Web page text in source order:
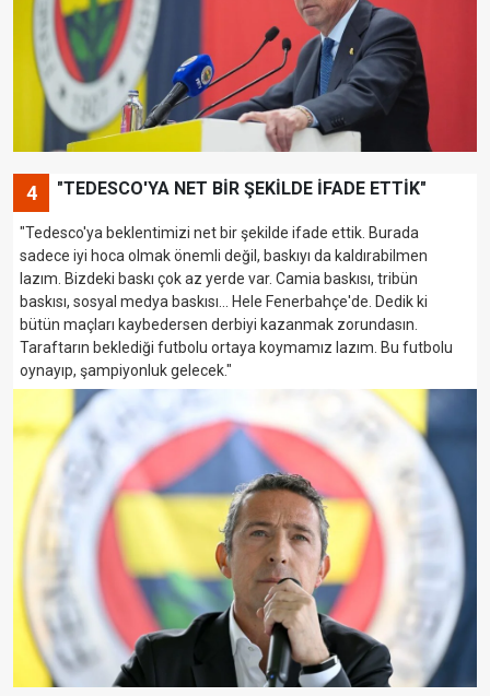
4 "TEDESCO'YA NET BİR ŞEKİLDE İFADE ETTİK"
"Tedesco'ya beklentimizi net bir şekilde ifade ettik. Burada
sadece iyi hoca olmak önemli değil, baskıyı da kaldırabilmen
lazım. Bizdeki baskı çok az yerde var. Camia baskısı, tribün
baskısı, sosyal medya baskısı... Hele Fenerbahçe'de. Dedik ki
bütün maçları kaybedersen derbiyi kazanmak zorundasın.
Taraftarın beklediği futbolu ortaya koymamız lazım. Bu futbolu
oynayıp, şampiyonluk gelecek."